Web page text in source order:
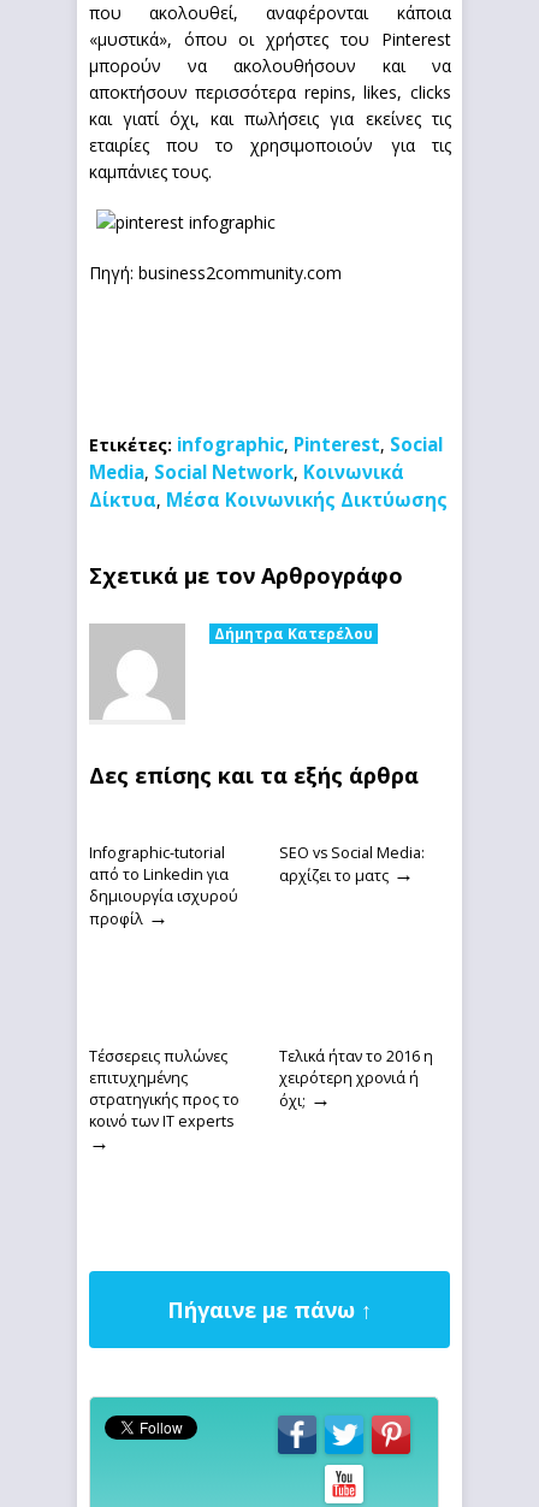
που ακολουθεί, αναφέρονται κάποια
«μυστικά», όπου οι χρήστες του Pinterest
μπορούν να ακολουθήσουν και να
αποκτήσουν περισσότερα repins, likes, clicks
και γιατί όχι, και πωλήσεις για εκείνες τις
εταιρίες που το χρησιμοποιούν για τις
καμπάνιες τους.
Πηγή: business2community.com
Ετικέτες: infographic, Pinterest, Social
Media, Social Network, Κοινωνικά
Δίκτυα, Μέσα Κοινωνικής Δικτύωσης
Σχετικά με τον Αρθρογράφο
Δήμητρα Κατερέλου
Δες επίσης και τα εξής άρθρα
Infographic-tutorial
από το Linkedin για
δημιουργία ισχυρού
προφίλ →
SEO vs Social Media:
αρχίζει το ματς →
Τέσσερεις πυλώνες
επιτυχημένης
στρατηγικής προς το
κοινό των IT experts
→
Τελικά ήταν το 2016 η
χειρότερη χρονιά ή
όχι; →
Πήγαινε με πάνω ↑